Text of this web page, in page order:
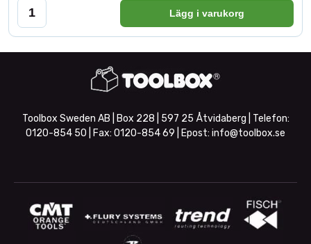
Lägg i varukorg
Toolbox Sweden AB | Box 228 | 597 25 Åtvidaberg | Telefon:
0120-854 50 | Fax: 0120-854 69 | Epost: info@toolbox.se